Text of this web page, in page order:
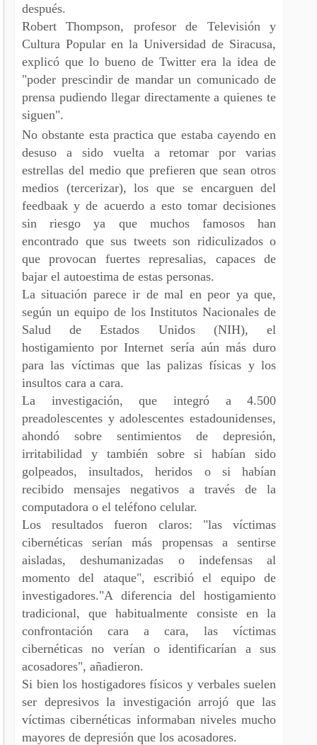
después.
Robert Thompson, profesor de Televisión y
Cultura Popular en la Universidad de Siracusa,
explicó que lo bueno de Twitter era la idea de
"poder prescindir de mandar un comunicado de
prensa pudiendo llegar directamente a quienes te
siguen".
No obstante esta practica que estaba cayendo en
desuso a sido vuelta a retomar por varias
estrellas del medio que prefieren que sean otros
medios (tercerizar), los que se encarguen del
feedbaak y de acuerdo a esto tomar decisiones
sin riesgo ya que muchos famosos han
encontrado que sus tweets son ridiculizados o
que provocan fuertes represalias, capaces de
bajar el autoestima de estas personas.
La situación parece ir de mal en peor ya que,
según un equipo de los Institutos Nacionales de
Salud de Estados Unidos (NIH), el
hostigamiento por Internet sería aún más duro
para las víctimas que las palizas físicas y los
insultos cara a cara.
La investigación, que integró a 4.500
preadolescentes y adolescentes estadounidenses,
ahondó sobre sentimientos de depresión,
irritabilidad y también sobre si habían sido
golpeados, insultados, heridos o si habían
recibido mensajes negativos a través de la
computadora o el teléfono celular.
Los resultados fueron claros: "las víctimas
cibernéticas serían más propensas a sentirse
aisladas, deshumanizadas o indefensas al
momento del ataque", escribió el equipo de
investigadores."A diferencia del hostigamiento
tradicional, que habitualmente consiste en la
confrontación cara a cara, las víctimas
cibernéticas no verían o identificarían a sus
acosadores", añadieron.
Si bien los hostigadores físicos y verbales suelen
ser depresivos la investigación arrojó que las
víctimas cibernéticas informaban niveles mucho
mayores de depresión que los acosadores.